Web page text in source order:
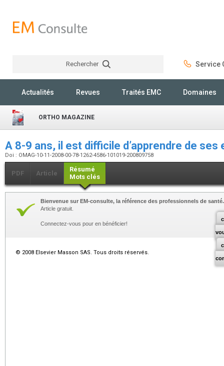
Rechercher Service
Actualités Revues Traités EMC Domaines
ORTHO MAGAZINE
A 8-9 ans, il est difficile d’apprendre de
Doi : OMAG-10-11-2008-00-78-1262-4586-101019-200809758
PDF Article
Résumé
Mots clés
Bienvenue sur EM-consulte, la référence des professionnels de santé.
Article gratuit.
Connectez-vous pour en bénéficier!
© 2008 Elsevier Masson SAS. Tous droits réservés.